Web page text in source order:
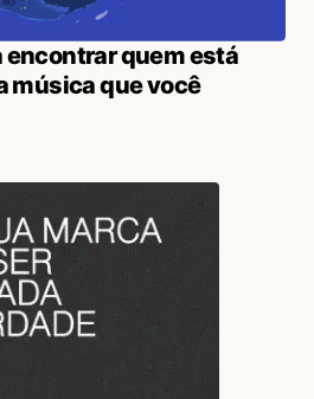
encontrar quem está
música que você